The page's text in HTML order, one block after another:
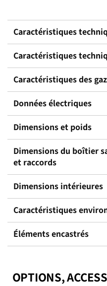
Caractéristiques
Caractéristiques
Caractéristiques des gaz
Données électriques
Dimensions et poids
Dimensions du boîtier
et raccords
Dimensions intérieures
Caractéristiques
Éléments encastrés
OPTIONS,